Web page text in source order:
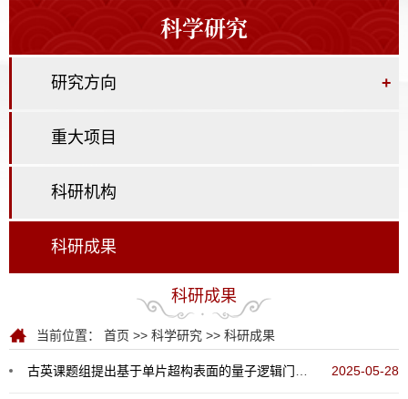
科学研究
研究方向 +
重大项目
科研机构
科研成果
科研成果
当前位置： 首页 >> 科学研究 >> 科研成果
古英课题组提出基于单片超构表面的量子逻辑门理论方案 2025-05-28